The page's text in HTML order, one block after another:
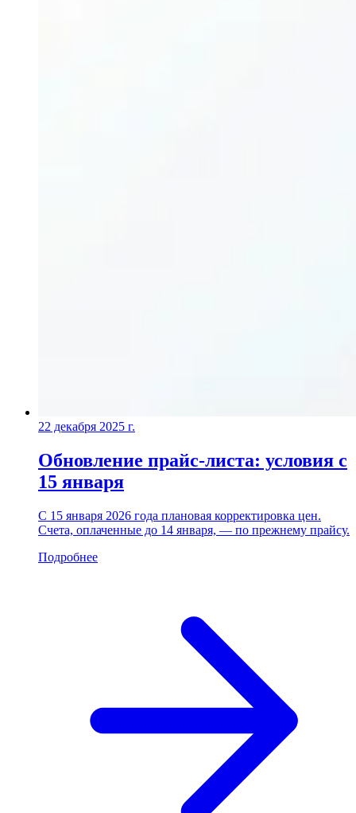
22 декабря 2025 г.
Обновление прайс-листа: условия с
15 января
С 15 января 2026 года плановая корректировка цен.
Счета, оплаченные до 14 января, — по прежнему прайсу.
Подробнее